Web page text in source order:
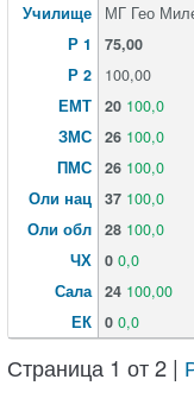
Училище
Р 1
Р 2
ЕМТ
ЗМС
ПМС
Оли нац
Оли обл
ЧХ
Сала
ЕК
МГ Гео
75,00
100,00
20 100,0
26 100,0
26 100,0
37 100,0
28 100,0
0 0,0
24 100,00
0 0,0
Страница 1 от 2 |